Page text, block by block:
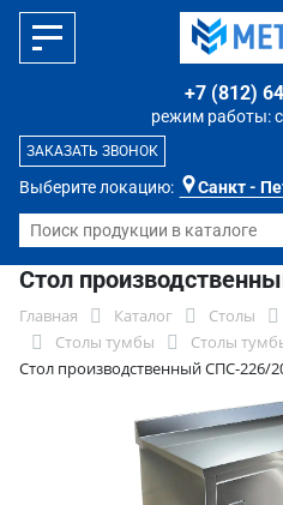
Выберите локацию: Санкт -
режим работы:
+7 (812)
ЗАКАЗАТЬ ЗВОНОК
Стол
Главная Каталог Столы
Столы тумбы
Столы
Стол производственный СПС-226/